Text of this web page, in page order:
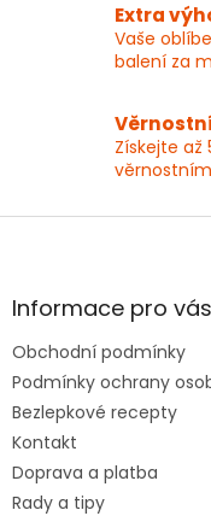
Extra
Vaše
balení za
Získejte až
Z
aInformace pro vás
Obchodní podmínky
Podmínky ochrany
Bezlepkové recepty
Kontakt
Doprava a platba
Rady a tipy